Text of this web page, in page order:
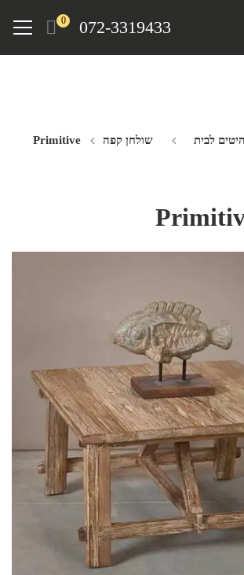
072-3319433
0
Menu
לבית
שולחן קפה Primitive